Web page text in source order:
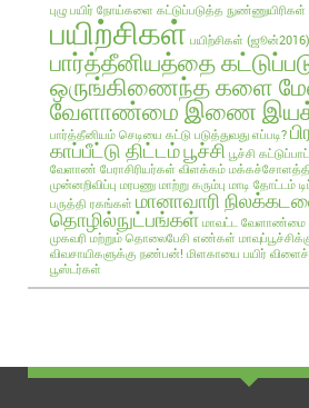
புழு பயிர் நோய்களை கட்டுப்படுத்த நுண்ணுயிரிகள்
பயிற்சிகள் பயிற்சிகள் (ஜூன்2016)
பார்த்தீனியத்தை
ஒருங்கிணைந்த களை
வேளாண்மை இணை
பார்த்தீனியம் செடியை கட்டு படுத்துவது எப்படி?
காப்பீட்டு திட்டம்பூச்சி பூச்சி
வேளாண் பேராசிரியர்கள் விளக்கம்
முன்னறிவிப்பு மரபணு மாற்று கரும்பு மாடி தோட்டம்
பருத்தி ரகங்கள் மானாவாரி
தொழில்நுட்பங்கள் மாவட்ட வேளாண்மை
முகவரி மற்றும் தொலைபேசி எண்கள்
விவசாயிகளுக்கு நண்பன்! மிளகாயை பயிர்
பூஸ்டர்கள்